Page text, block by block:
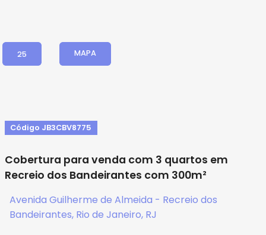
25 MAPA
Código JB3CBV8775
Cobertura para venda com 3 quartos em
Recreio dos Bandeirantes com 300m²
Avenida Guilherme de Almeida - Recreio dos
Bandeirantes, Rio de Janeiro, RJ